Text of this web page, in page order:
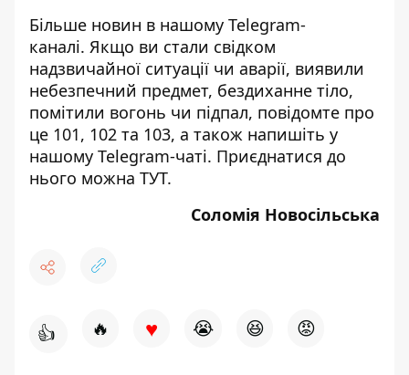
Більше новин в нашому Telegram-
каналі. Якщо ви стали свідком
надзвичайної ситуації чи аварії, виявили
небезпечний предмет, бездиханне тіло,
помітили вогонь чи підпал, повідомте про
це 101, 102 та 103, а також напишіть у
нашому Telegram-чаті. Приєднатися до
нього можна ТУТ.
Соломія Новосільська
👍 🔥 ♥ 😭 😆 😡